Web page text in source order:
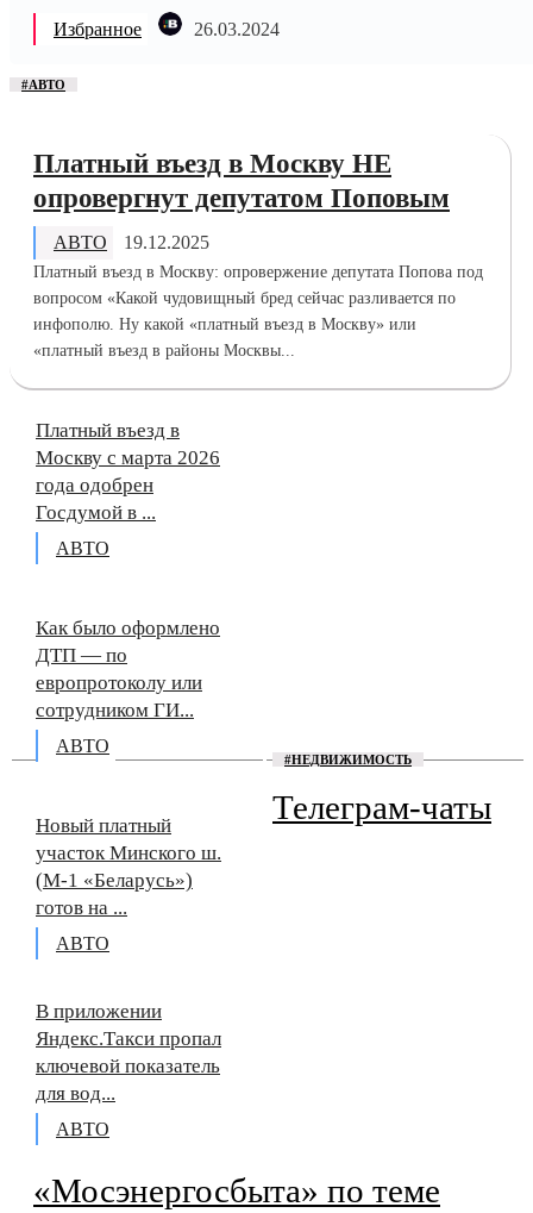
Избранное 26.03.2024
#АВТО
Платный въезд в Москву НЕ
опровергнут депутатом Поповым
АВТО 19.12.2025
Платный въезд в Москву: опровержение депутата Попова под
вопросом «Какой чудовищный бред сейчас разливается по
инфополю. Ну какой «платный въезд в Москву» или
«платный въезд в районы Москвы...
Платный въезд в
Москву с марта 2026
года одобрен
Госдумой в ...
АВТО
Как было оформлено
ДТП — по
европротоколу или
сотрудником ГИ...
АВТО
Новый платный
участок Минского ш.
(М-1 «Беларусь»)
готов на ...
АВТО
В приложении
Яндекс.Такси пропал
ключевой показатель
для вод...
АВТО
#НЕДВИЖИМОСТЬ
Телеграм-чаты
«Мосэнергосбыта» по теме